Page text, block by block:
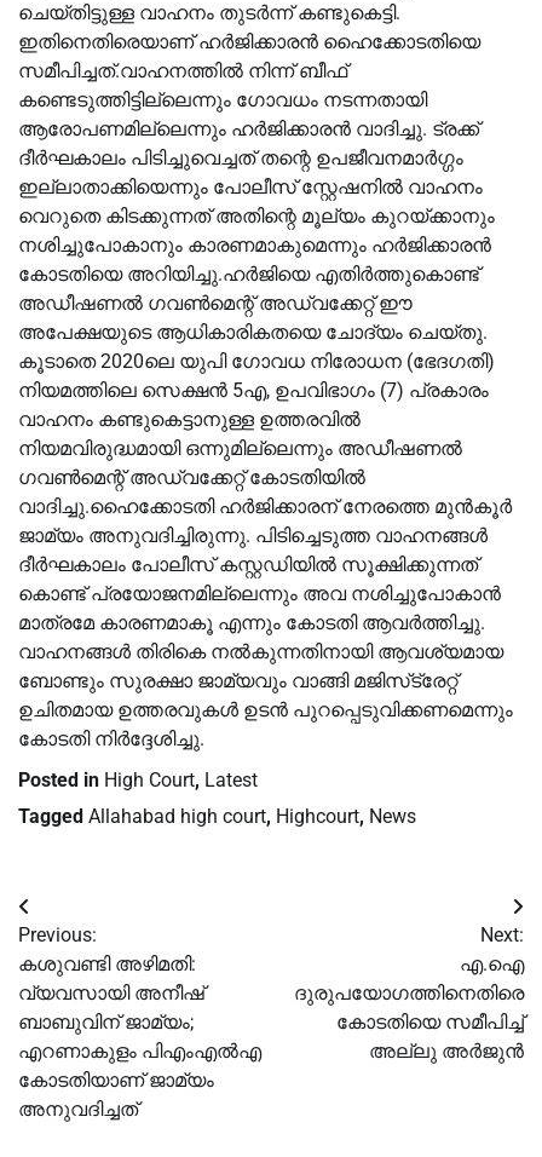
ചെയ്തിട്ടുള്ള വാഹനം തുടർന്ന് കണ്ടുകെട്ടി.
ഇതിനെതിരെയാണ് ഹർജിക്കാരൻ ഹൈക്കോടതിയെ
സമീപിച്ചത്.വാഹനത്തിൽ നിന്ന് ബീഫ്
കണ്ടെടുത്തിട്ടില്ലെന്നും ഗോവധം നടന്നതായി
ആരോപണമില്ലെന്നും ഹർജിക്കാരൻ വാദിച്ചു. ട്രക്ക്
ദീർഘകാലം പിടിച്ചുവെച്ചത് തന്റെ ഉപജീവനമാർഗ്ഗം
ഇല്ലാതാക്കിയെന്നും പോലീസ് സ്റ്റേഷനിൽ വാഹനം
വെറുതെ കിടക്കുന്നത് അതിന്റെ മൂല്യം കുറയ്ക്കാനും
നശിച്ചുപോകാനും കാരണമാകുമെന്നും ഹർജിക്കാരൻ
കോടതിയെ അറിയിച്ചു.ഹർജിയെ എതിർത്തുകൊണ്ട്
അഡീഷണൽ ഗവൺമെന്റ് അഡ്വക്കേറ്റ് ഈ
അപേക്ഷയുടെ ആധികാരികതയെ ചോദ്യം ചെയ്തു.
കൂടാതെ 2020ലെ യുപി ഗോവധ നിരോധന (ഭേദഗതി)
നിയമത്തിലെ സെക്ഷൻ 5എ, ഉപവിഭാഗം (7) പ്രകാരം
വാഹനം കണ്ടുകെട്ടാനുള്ള ഉത്തരവിൽ
നിയമവിരുദ്ധമായി ഒന്നുമില്ലെന്നും അഡീഷണൽ
ഗവൺമെന്റ് അഡ്വക്കേറ്റ് കോടതിയിൽ
വാദിച്ചു.ഹൈക്കോടതി ഹർജിക്കാരന് നേരത്തെ മുൻകൂർ
ജാമ്യം അനുവദിച്ചിരുന്നു. പിടിച്ചെടുത്ത വാഹനങ്ങൾ
ദീർഘകാലം പോലീസ് കസ്റ്റഡിയിൽ സൂക്ഷിക്കുന്നത്
കൊണ്ട് പ്രയോജനമില്ലെന്നും അവ നശിച്ചുപോകാൻ
മാത്രമേ കാരണമാകൂ എന്നും കോടതി ആവർത്തിച്ചു.
വാഹനങ്ങൾ തിരികെ നൽകുന്നതിനായി ആവശ്യമായ
ബോണ്ടും സുരക്ഷാ ജാമ്യവും വാങ്ങി മജിസ്‌ട്രേറ്റ്
ഉചിതമായ ഉത്തരവുകൾ ഉടൻ പുറപ്പെടുവിക്കണമെന്നും
കോടതി നിർദ്ദേശിച്ചു.
Posted in High Court, Latest
Tagged Allahabad high court, Highcourt, News
Post
navigation
Previous:
കശുവണ്ടി അഴിമതി:
വ്യവസായി അനീഷ്
ബാബുവിന് ജാമ്യം;
എറണാകുളം പിഎംഎല്‍എ
കോടതിയാണ് ജാമ്യം
അനുവദിച്ചത്
Next:
എ.ഐ
ദുരുപയോഗത്തിനെതിരെ
കോടതിയെ സമീപിച്ച്
അല്ലു അർജുൻ